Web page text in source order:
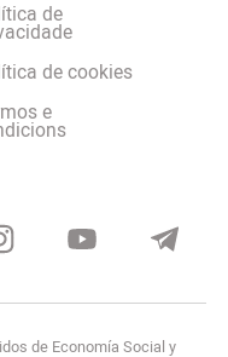
de
de cookies
e
de Economía Social y